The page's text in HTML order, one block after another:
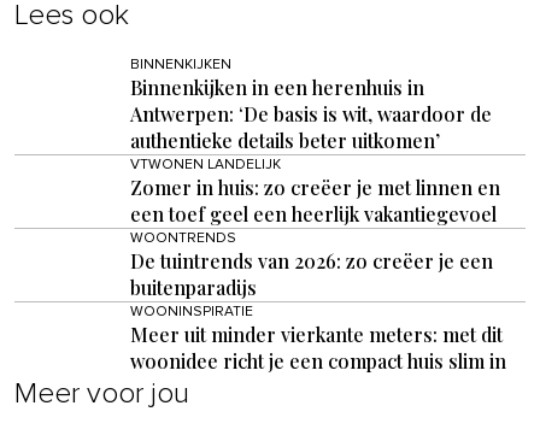
Lees ook
BINNENKIJKEN
Binnenkijken in een herenhuis in
Antwerpen: ‘De basis is wit, waardoor de
authentieke details beter uitkomen’
VTWONEN LANDELIJK
Zomer in huis: zo creëer je met linnen en
een toef geel een heerlijk vakantiegevoel
WOONTRENDS
De tuintrends van 2026: zo creëer je een
buitenparadijs
WOONINSPIRATIE
Meer uit minder vierkante meters: met dit
woonidee richt je een compact huis slim in
Meer voor jou